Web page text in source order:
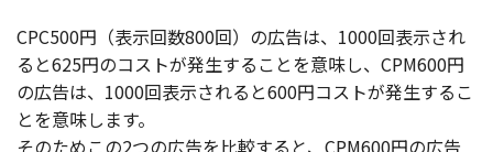
CPC500円（表示回数800回）の広告は、1000回表示され
ると625円のコストが発生することを意味し、CPM600円
の広告は、1000回表示されると600円コストが発生するこ
とを意味します。
そのためこの2つの広告を比較すると、CPM600円の広告